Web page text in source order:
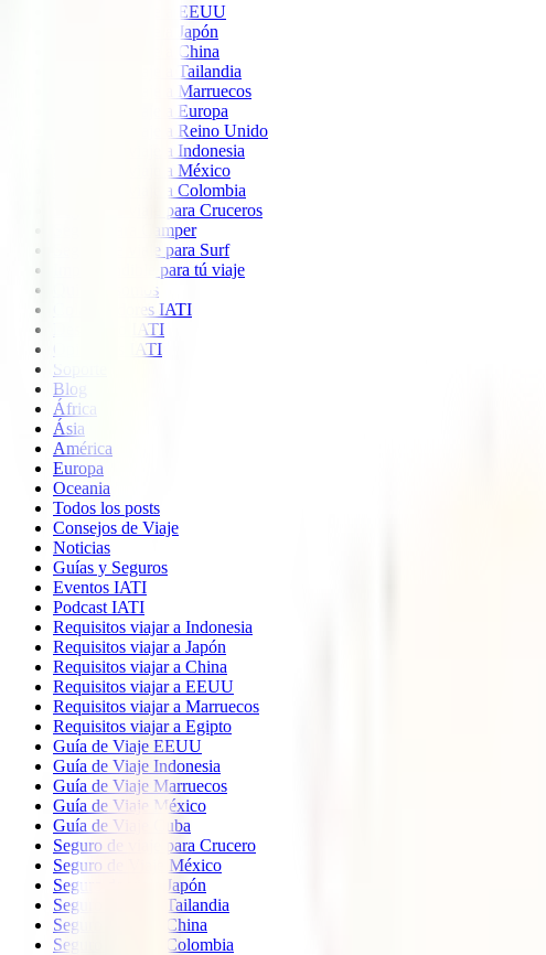
Seguro de viaje a EEUU
Seguro de viaje a Japón
Seguro de viaje a China
Seguro de viaje a Tailandia
Seguro de viaje a Marruecos
Seguro de viaje a Europa
Seguro de viaje a Reino Unido
Seguro de viaje a Indonesia
Seguro de viaje a México
Seguro de viaje a Colombia
Seguro de viaje para Cruceros
Seguro para Camper
Seguro de viaje para Surf
Imprescindible para tú viaje
Quiénes somos
Colaboradores IATI
Descuento IATI
Opiniones IATI
Soporte
Blog
África
Ásia
América
Europa
Oceania
Todos los posts
Consejos de Viaje
Noticias
Guías y Seguros
Eventos IATI
Podcast IATI
Requisitos viajar a Indonesia
Requisitos viajar a Japón
Requisitos viajar a China
Requisitos viajar a EEUU
Requisitos viajar a Marruecos
Requisitos viajar a Egipto
Guía de Viaje EEUU
Guía de Viaje Indonesia
Guía de Viaje Marruecos
Guía de Viaje México
Guía de Viaje Cuba
Seguro de viaje para Crucero
Seguro de Viaje México
Seguro de viaje Japón
Seguro de viaje Tailandia
Seguro de viaje China
Seguro de viaje Colombia